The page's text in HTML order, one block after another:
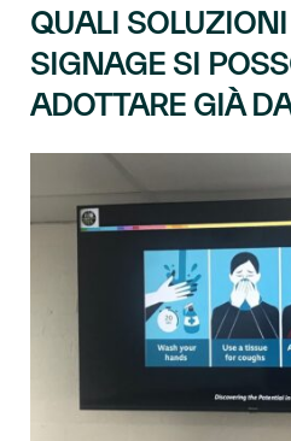
QUALI
SIGNAGE SI
ADOTTARE GIÀ